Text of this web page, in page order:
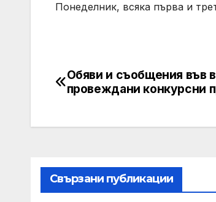
Понеделник, всяка първа и
Post
Обяви и съобщения във
провеждани конкурсни
Свързани публикации